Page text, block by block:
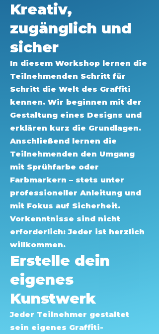
Kreativ,
zugänglich und
sicher
In diesem Workshop lernen die
Teilnehmenden Schritt für
Schritt die Welt des Graffiti
kennen. Wir beginnen mit der
Gestaltung eines Designs und
erklären kurz die Grundlagen.
Anschließend lernen die
Teilnehmenden den Umgang
mit Sprühfarbe oder
Farbmarkern – stets unter
professioneller Anleitung und
mit Fokus auf Sicherheit.
Vorkenntnisse sind nicht
erforderlich: Jeder ist herzlich
willkommen.
Erstelle dein
eigenes
Kunstwerk
Jeder Teilnehmer gestaltet
sein eigenes Graffiti-